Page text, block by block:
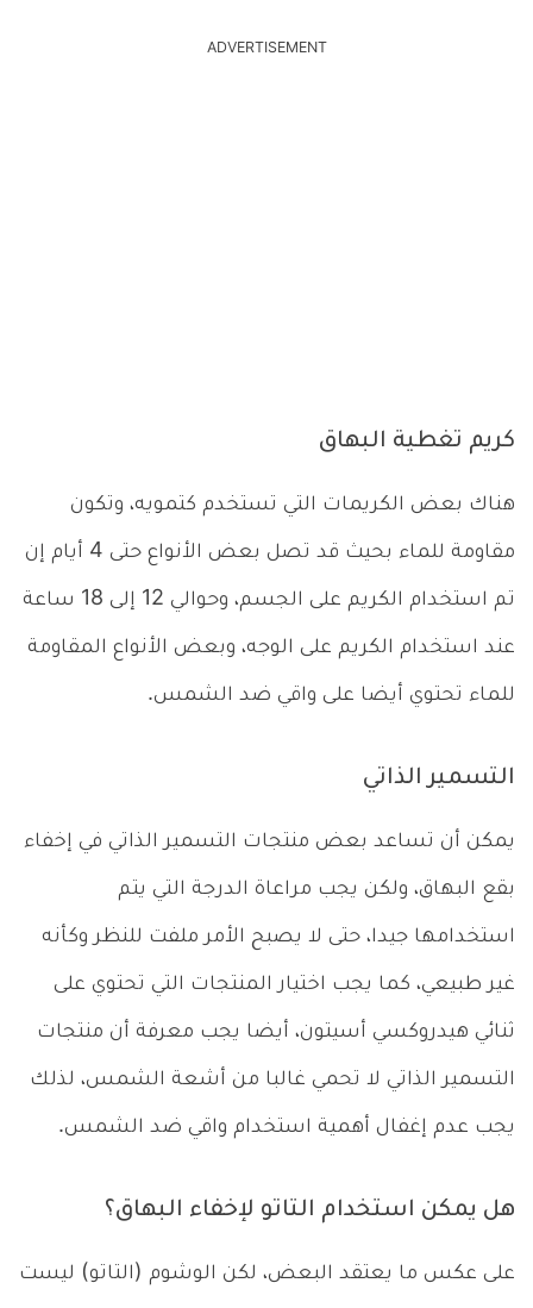
ADVERTISEMENT
كريم تغطية البهاق
هناك بعض الكريمات التي تستخدم كتمويه، وتكون
مقاومة للماء بحيث قد تصل بعض الأنواع حتى 4 أيام إن
تم استخدام الكريم على الجسم، وحوالي 12 إلى 18 ساعة
عند استخدام الكريم على الوجه، وبعض الأنواع المقاومة
للماء تحتوي أيضا على واقي ضد الشمس.
التسمير الذاتي
يمكن أن تساعد بعض منتجات التسمير الذاتي في إخفاء
بقع البهاق، ولكن يجب مراعاة الدرجة التي يتم
استخدامها جيدا، حتى لا يصبح الأمر ملفت للنظر وكأنه
غير طبيعي، كما يجب اختيار المنتجات التي تحتوي على
ثنائي هيدروكسي أسيتون، أيضا يجب معرفة أن منتجات
التسمير الذاتي لا تحمي غالبا من أشعة الشمس، لذلك
يجب عدم إغفال أهمية استخدام واقي ضد الشمس.
هل يمكن استخدام التاتو لإخفاء البهاق؟
على عكس ما يعتقد البعض، لكن الوشوم (التاتو) ليست